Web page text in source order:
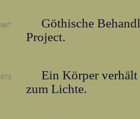
967
Göthische
Project.
973
Ein Körper verhält
zum Lichte.